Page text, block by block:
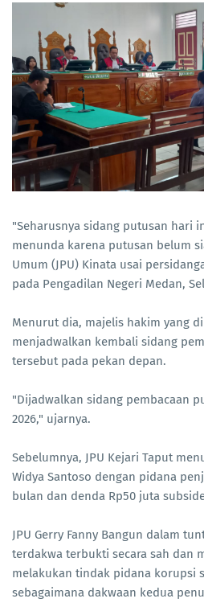
"Seharusnya sidang putusan hari
menunda karena putusan belum
Umum (JPU) Kinata usai
pada Pengadilan Negeri Medan,
Menurut dia, majelis hakim yang
menjadwalkan kembali sidang
tersebut pada pekan depan.
"Dijadwalkan sidang pembacaan
2026," ujarnya.
Sebelumnya, JPU Kejari Taput
Widya Santoso dengan pidana
bulan dan denda Rp50 juta
JPU Gerry Fanny Bangun dalam
terdakwa terbukti secara sah dan
melakukan tindak pidana korupsi
sebagaimana dakwaan kedua